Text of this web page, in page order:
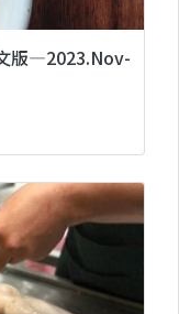
版—2023.Nov-